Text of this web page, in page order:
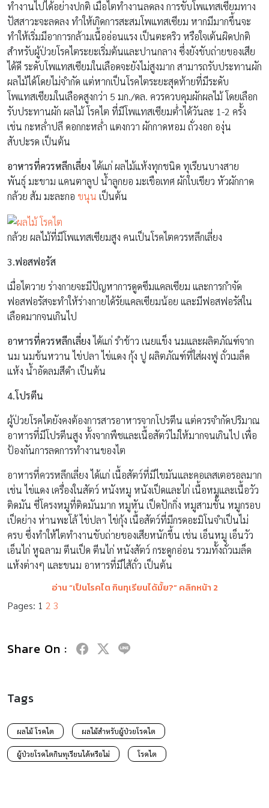
ทำงานไปได้อย่างปกติ เมื่อไตทำงานลดลง การขับโพแทสเซียมทาง
ปัสสาวะจะลดลง ทำให้เกิดการสะสมโพแทสเซียม หากมีมากขึ้นจะ
ทำให้เริ่มมีอาการกล้ามเนื้ออ่อนแรง เป็นตะคริว หรือใจเต้นผิดปกติ
สำหรับผู้ป่วยโรคไตระยะเริ่มต้นและปานกลาง ซึ่งยังขับถ่ายของเสีย
ได้ดี ระดับโพแทสเซียมในเลือดจะยังไม่สูงมาก สามารถรับประทานผัก
ผลไม้ได้โดยไม่จำกัด แต่หากเป็นโรคไตระยะสุดท้ายที่มีระดับ
โพแทสเซียมในเลือดสูงกว่า 5 มก./ดล. ควรควบคุมผักผลไม้ โดยเลือก
รับประทานผัก ผลไม้ โรคไต ที่มีโพแทสเซียมต่ำได้วันละ 1-2 ครั้ง
เช่น กะหล่ำปลี ดอกกะหล่ำ แตงกวา ผักกาดหอม ถั่วงอก องุ่น
สับปะรด เป็นต้น
อาหารที่ควรหลีกเลี่ยงได้แก่ ผลไม้แห้งทุกชนิด ทุเรียนบางสาย
พันธุ์ มะขาม แคนตาลูป น้ำลูกยอ มะเขือเทศ ผักใบเขียว หัวผักกาด
กล้วย ส้ม มะละกอ ขนุน เป็นต้น
กล้วย ผลไม้ที่มีโพแทสเซียมสูง คนเป็นโรคไตควรหลีกเลี่ยง
3.ฟอสฟอรัส
เมื่อไตวาย ร่างกายจะมีปัญหาการดูดซึมแคลเซียม และการกำจัด
ฟอสฟอรัสจะทำให้ร่างกายได้รัยแคลเซียมน้อย และมีฟอสฟอรัสใน
เลือดมากจนเกินไป
อาหารที่ควรหลีกเลี่ยงได้แก่ รำข้าว เนยแข็ง นมและผลิตภัณฑ์จาก
นม นมข้นหวาน ไข่ปลา ไข่แดง กุ้ง ปู ผลิตภัณฑ์ที่ใส่ผงฟู ถั่วเมล็ด
แห้ง น้ำอัดลมสีดำ เป็นต้น
4.โปรตีน
ผู้ป่วยโรคไตยังคงต้องการสารอาหารจากโปรตีน แต่ควรจำกัดปริมาณ
อาหารที่มีโปรตีนสูง ทั้งจากพืชและเนื้อสัตว์ไม่ให้มากจนเกินไป เพื่อ
ป้องกันการลดการทำงานของไต
อาหารที่ควรหลีกเลี่ยง ได้แก่ เนื้อสัตว์ที่มีไขมันและคอเลสเตอรอลมาก
เช่น ไข่แดง เครื่องในสัตว์ หนังหมู หนังเป็ดและไก่ เนื้อหมูและเนื้อวัว
ติดมัน ซี่โครงหมูที่ติดมันมาก หมูหัน เป็ดปักกิ่ง หมูสามชั้น หมูกรอบ
เป็ดย่าง ห่านพะโล้ ไข่ปลา ไข่กุ้ง เนื้อสัตว์ที่มีกรดอะมิโนจำเป็นไม่
ครบ ซึ่งทำให้ไตทำงานขับถ่ายของเสียหนักขึ้น เช่น เอ็นหมู เอ็นวัว
เอ็นไก่ หูฉลาม ตีนเป็ด ตีนไก่ หนังสัตว์ กระดูกอ่อน รวมทั้งถั่วเมล็ด
แห้งต่างๆ และขนม อาหารที่มีไส้ถั่ว เป็นต้น
อ่าน “เป็นโรคไต กินทุเรียนได้มั้ย?” คลิกหน้า 2
Pages: 1 2 3
Share On :
Tags
ผลไม้ โรคไต ผลไม้สำหรับผู้ป่วยโรคไต
ผู้ป่วยโรคไตกินทุเรียนได้หรือไม่ โรคไต